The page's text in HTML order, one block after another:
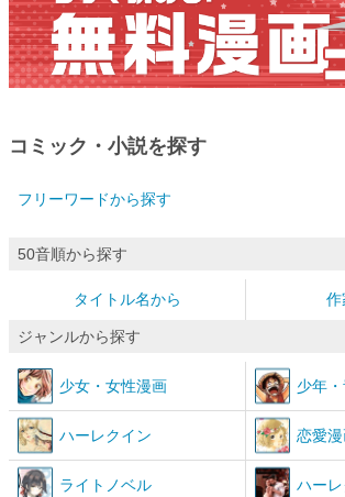
コミック・小説を探す
フリーワードから探す
50音順から探す
タイトル名から 作
ジャンルから探す
少女 ・ 女性漫画 少年 ・
ハーレクイン 恋愛
ライトノベル ハー